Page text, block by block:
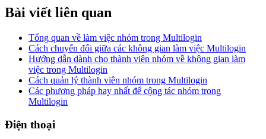
Bài viết liên quan
Tổng quan về làm việc nhóm trong Multilogin
Cách chuyển đổi giữa các không gian làm việc Multilogin
Hướng dẫn dành cho thành viên nhóm về không gian làm
việc trong Multilogin
Cách quản lý thành viên nhóm trong Multilogin
Các phương pháp hay nhất để cộng tác nhóm trong
Multilogin
Điện thoại